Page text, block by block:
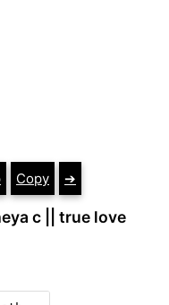
Copy ➔
c || true love